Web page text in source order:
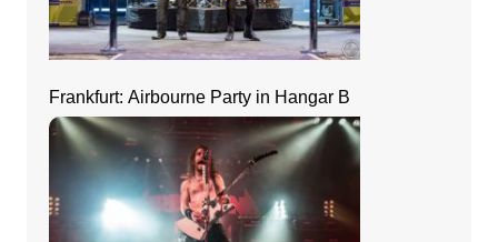
Frankfurt: Airbourne Party in Hangar B